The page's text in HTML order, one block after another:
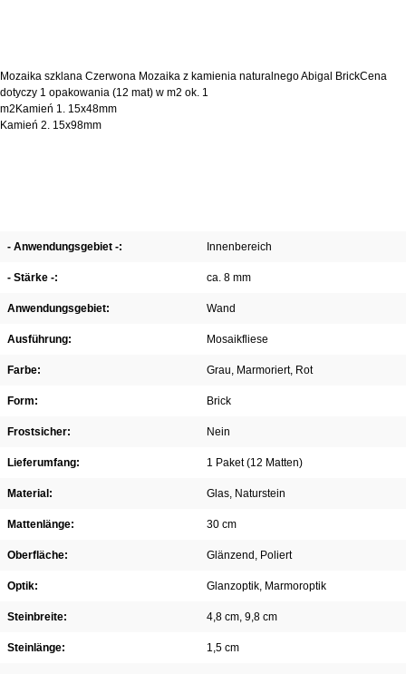
Mozaika szklana Czerwona Mozaika z kamienia naturalnego Abigal BrickCena
dotyczy 1 opakowania (12 mat) w m2 ok. 1
m2Kamień 1. 15x48mm
Kamień 2. 15x98mm
- Anwendungsgebiet -: Innenbereich
- Stärke -: ca. 8 mm
Anwendungsgebiet: Wand
Ausführung: Mosaikfliese
Farbe: Grau, Marmoriert, Rot
Form: Brick
Frostsicher: Nein
Lieferumfang: 1 Paket (12 Matten)
Material: Glas, Naturstein
Mattenlänge: 30 cm
Oberfläche: Glänzend , Poliert
Optik: Glanzoptik, Marmoroptik
Steinbreite: 4,8 cm, 9,8 cm
Steinlänge: 1,5 cm